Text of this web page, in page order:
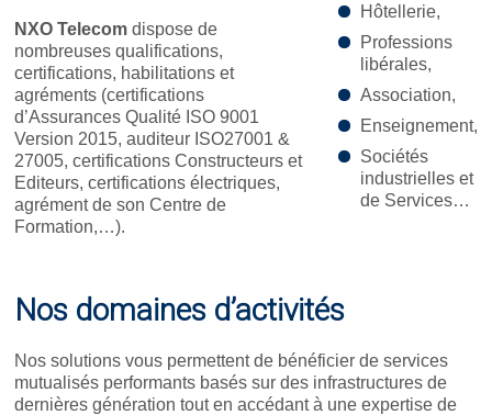
NXO Telecom dispose de
nombreuses qualifications,
certifications, habilitations et
agréments (certifications
d’Assurances Qualité ISO 9001
Version 2015, auditeur ISO27001 &
27005, certifications Constructeurs et
Editeurs, certifications électriques,
agrément de son Centre de
Formation,…).
Hôtellerie,
Professions
libérales,
Association,
Enseignement,
Sociétés
industrielles et
de Services…
Nos domaines d’activités
Nos solutions vous permettent de bénéficier de services
mutualisés performants basés sur des infrastructures de
dernières génération tout en accédant à une expertise de